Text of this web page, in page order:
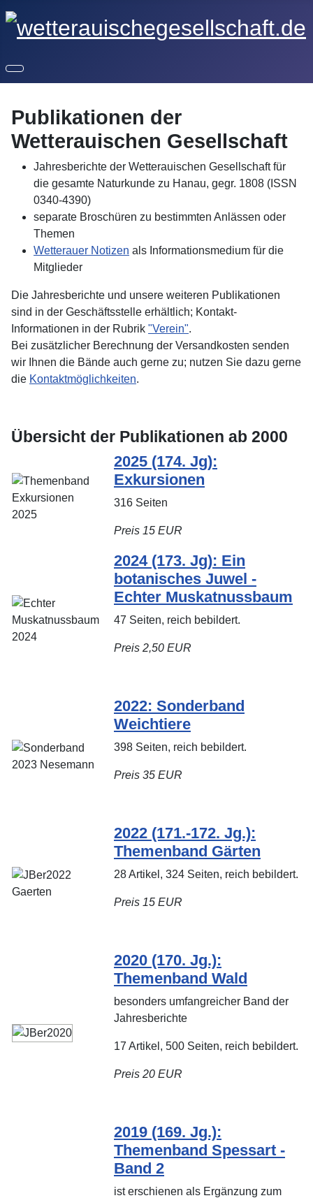
Publikationen der
Wetterauischen Gesellschaft
Jahresberichte der Wetterauischen Gesellschaft für
die gesamte Naturkunde zu Hanau, gegr. 1808 (ISSN
0340-4390)
separate Broschüren zu bestimmten Anlässen oder
Themen
Wetterauer Notizen als Informationsmedium für die
Mitglieder
Die Jahresberichte und unsere weiteren Publikationen
sind in der Geschäftsstelle erhältlich; Kontakt-
Informationen in der Rubrik "Verein".
Bei zusätzlicher Berechnung der Versandkosten senden
wir Ihnen die Bände auch gerne zu; nutzen Sie dazu gerne
die Kontaktmöglichkeiten.
Übersicht der Publikationen ab 2000
2025 (174. Jg):
Exkursionen
316 Seiten
Preis 15 EUR
2024 (173. Jg): Ein
botanisches Juwel -
Echter Muskatnussbaum
47 Seiten, reich bebildert.
Preis 2,50 EUR
2022: Sonderband
Weichtiere
398 Seiten, reich bebildert.
Preis 35 EUR
2022 (171.-172. Jg.):
Themenband Gärten
28 Artikel, 324 Seiten, reich bebildert.
Preis 15 EUR
2020 (170. Jg.):
Themenband Wald
besonders umfangreicher Band der
Jahresberichte
17 Artikel, 500 Seiten, reich bebildert.
Preis 20 EUR
2019 (169. Jg.):
Themenband Spessart -
Band 2
ist erschienen als Ergänzung zum